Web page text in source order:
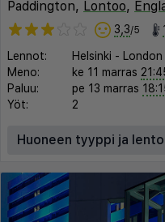
Paddington, Lontoo,
3,3/5
Lennot: Helsinki -
Meno:
ke 11 marras
Paluu:
pe 13 marras
Yöt:
2
Huoneen tyyppi ja lento